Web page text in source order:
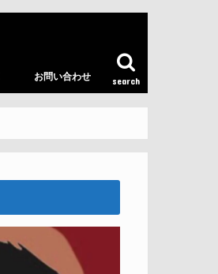
search
お問い合わせ